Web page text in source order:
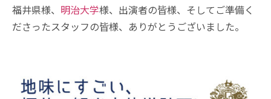
福井県様、 明治大学様、出演者の皆様、そしてご準備く
ださったスタッフの皆様、ありがとうございました。